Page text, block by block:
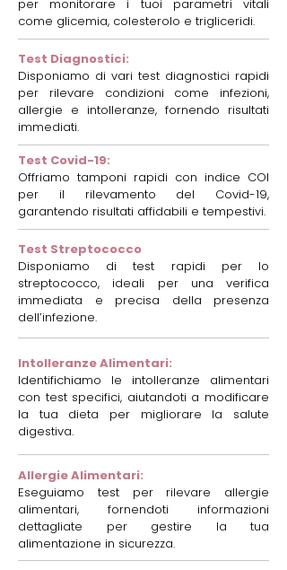
per monitorare i tuoi parametri vitali
come glicemia, colesterolo e trigliceridi.
Test Diagnostici:
Disponiamo di vari test diagnostici rapidi
per rilevare condizioni come infezioni,
allergie e intolleranze, fornendo risultati
immediati.
Test Covid-19:
Offriamo tamponi rapidi con indice COI
per il rilevamento del Covid-19,
garantendo risultati affidabili e tempestivi.
Test Streptococco
Disponiamo di test rapidi per lo
streptococco, ideali per una verifica
immediata e precisa della presenza
dell’infezione.
Intolleranze Alimentari:
Identifichiamo le intolleranze alimentari
con test specifici, aiutandoti a modificare
la tua dieta per migliorare la salute
digestiva.
Allergie Alimentari:
Eseguiamo test per rilevare allergie
alimentari, fornendoti informazioni
dettagliate per gestire la tua
alimentazione in sicurezza.